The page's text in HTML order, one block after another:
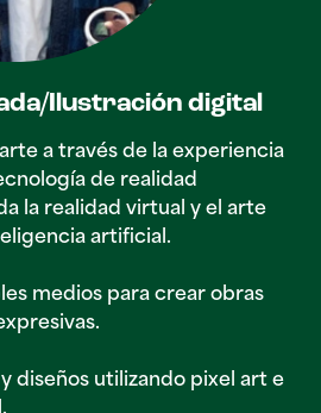
Ilustración digital
a través de la experiencia
de realidad
la realidad virtual y el arte
artificial.
medios para crear obras
diseños utilizando pixel art e